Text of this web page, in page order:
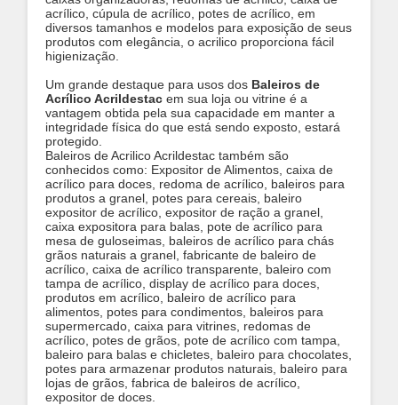
acrílico, cúpula de acrílico, potes de acrílico, em
diversos tamanhos e modelos para exposição de seus
produtos com elegância, o acrilico proporciona fácil
higienização.
Um grande destaque para usos dos Baleiros de
Acrílico Acrildestac em sua loja ou vitrine é a
vantagem obtida pela sua capacidade em manter a
integridade física do que está sendo exposto, estará
protegido.
Baleiros de Acrilico Acrildestac também são
conhecidos como: Expositor de Alimentos, caixa de
acrílico para doces, redoma de acrílico, baleiros para
produtos a granel, potes para cereais, baleiro
expositor de acrílico, expositor de ração a granel,
caixa expositora para balas, pote de acrílico para
mesa de guloseimas, baleiros de acrílico para chás
grãos naturais a granel, fabricante de baleiro de
acrílico, caixa de acrílico transparente, baleiro com
tampa de acrílico, display de acrílico para doces,
produtos em acrílico, baleiro de acrílico para
alimentos, potes para condimentos, baleiros para
supermercado, caixa para vitrines, redomas de
acrílico, potes de grãos, pote de acrílico com tampa,
baleiro para balas e chicletes, baleiro para chocolates,
potes para armazenar produtos naturais, baleiro para
lojas de grãos, fabrica de baleiros de acrílico,
expositor de doces.